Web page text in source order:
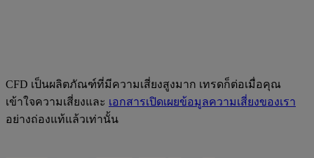
CFD เป็นผลิตภัณฑ์ที่มีความเสี่ยงสูงมาก เทรดก็ต่อเมื่อคุณ
เข้าใจความเสี่ยงและ เอกสารเปิดเผยข้อมูลความเสี่ยงของเรา
อย่างถ่องแท้แล้วเท่านั้น